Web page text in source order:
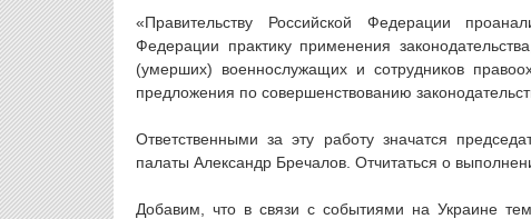
«Правительству Российской Федерации
Федерации практику применения
(умерших) военнослужащих и сотрудников
предложения по совершенствованию
Ответственными за эту работу значатся
палаты Александр Бречалов. Отчитаться о
Добавим, что в связи с событиями на Украине